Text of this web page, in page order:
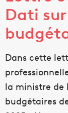
Dati
Dans cette
la ministre de
budgétaires